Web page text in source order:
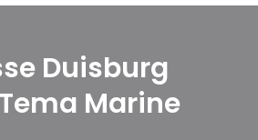
Duisburg
Marine